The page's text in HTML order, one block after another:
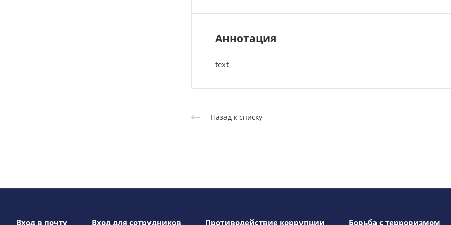
Аннотация
text
Назад к списку
Вход в почту Вход для сотрудников Противодействие коррупции Борьба с терроризмом